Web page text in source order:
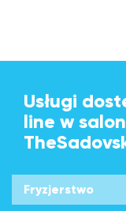
Usługi
line w
Fryzjerstwo